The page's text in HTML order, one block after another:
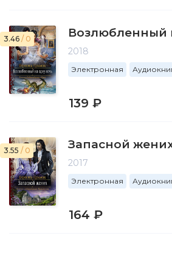
3.46 / 0 Возлюбленный
2018
Электронная
139 ₽
3.55 / 0 Запасной
2017
Электронная
164 ₽